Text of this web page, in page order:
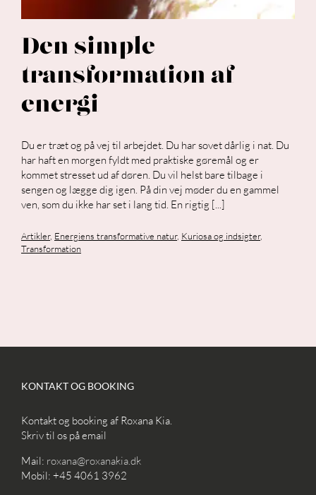
Den simple
transformation af
energi
Du er træt og på vej til arbejdet. Du har sovet dårlig i nat. Du
har haft en morgen fyldt med praktiske gøremål og er
kommet stresset ud af døren. Du vil helst bare tilbage i
sengen og lægge dig igen. På din vej møder du en gammel
ven, som du ikke har set i lang tid. En rigtig [...]
Artikler, Energiens transformative natur, Kuriosa og indsigter,
Transformation
KONTAKT OG BOOKING
Kontakt og booking af Roxana Kia.
Skriv til os på email
Mail: roxana@roxanakia.dk
Mobil: +45 4061 3962